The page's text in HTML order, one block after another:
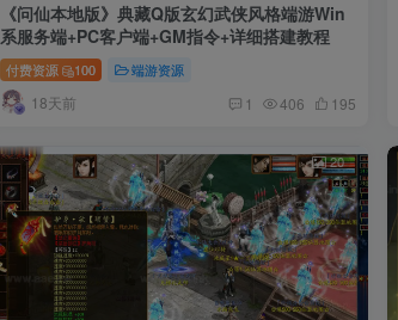
《问仙本地版》典藏Q版玄幻武侠风格端游Win
系服务端+PC客户端+GM指令+详细搭建教程
付费资源 100 端游资源
18天前 1 406 195
20